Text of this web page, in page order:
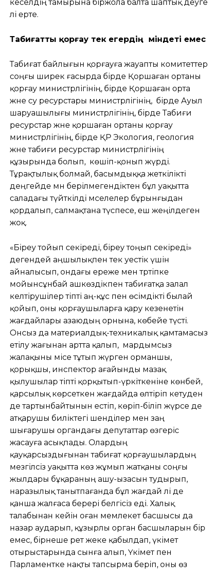
кеселдің тамырына біржола балта шаптық деуге
әлі ерте.
Табиғатты қорғау тек егердің міндеті емес
Табиғат байлығын қорғауға жауапты комитеттер
соңғы ширек ғасырда бірде Қоршаған ортаны
қорғау министрлігінің, бірде Қоршаған орта
және су ресурстары министрлігінің, бірде Ауыл
шаруашылығы министрлігінің, бірде Табиғи
ресурстар және қоршаған ортаны қорғау
министрлігінің, бірде ҚР Экология, геология
және табиғи ресурстар министрлігінің
құзырында болып, көшіп-қонып жүрді.
Тұрақтылық болмай, басымдыққа жеткілікті
деңгейде мән берілмегендіктен бұл уақытта
саладағы түйткілді мәселелер бұрынғыдан
қордалып, салмақтана түспесе, еш жеңілдеген
жоқ.
«Біреу тойып секіреді, біреу тоңып секіреді»
дегендей аңшылықпен тек әуестік үшін
айналысып, ондағы ереже мен тәртіпке
мойынсұнбай ашкөздікпен табиғатқа залал
келтірушілер тіпті аң-құс пен өсімдікті былай
қойып, оны қорғаушыларға қару кезенетін
жағдайлары азаюдың орнына, көбейе түсті.
Онсыз да материалдық-техникалық қамтамасыз
етілу жағынан артта қалып, мардымсыз
жалақыны місе тұтып жүрген орманшы,
қорықшы, инспектор ағайынды мазақ
қылушылар тіпті қорқытып-үркіткеніне көнбей,
қарсылық көрсеткен жағдайда өлтіріп кетуден
де тартынбайтынын естіп, көріп-біліп жүрсе де
атқарушы биліктегі шенділер мен заң
шығарушы органдағы депутаттар өзгеріс
жасауға асықпады. Олардың
қауқарсыздығынан табиғат қорғаушылардың
мезгілсіз уақытта көз жұмып жатқаны соңғы
жылдары бұқараның ашу-ызасын тудырып,
наразылық танытпағанда бұл жағдай әлі де
қанша жалғаса берері белгісіз еді. Халық
талабынан кейін оған мемлекет басшысы да
назар аударып, құзырлы орган басшыларын бір
емес, бірнеше рет жеке қабылдап, үкімет
отырыстарында сынға алып, Үкімет пен
Парламентке нақты тапсырма беріп, оны өз